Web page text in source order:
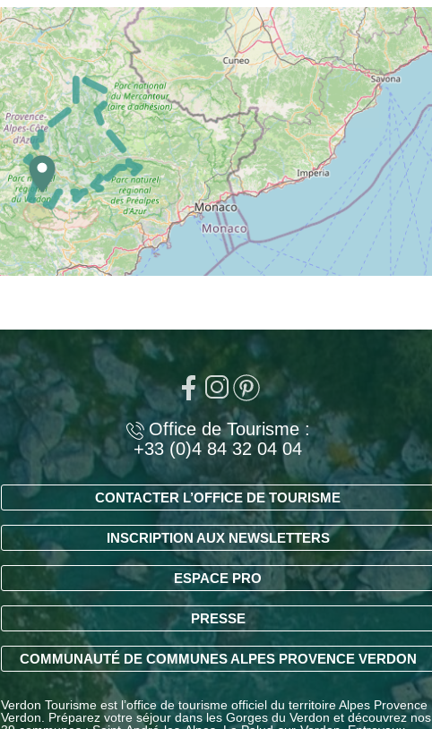
Office de Tourisme :
+33 (0)4 84 32 04 04
CONTACTER L’OFFICE DE TOURISME
INSCRIPTION AUX NEWSLETTERS
ESPACE PRO
PRESSE
COMMUNAUTÉ DE COMMUNES ALPES PROVENCE VERDON
Verdon Tourisme est l’office de tourisme officiel du territoire Alpes Provence
Verdon. Préparez votre séjour dans les Gorges du Verdon et découvrez nos